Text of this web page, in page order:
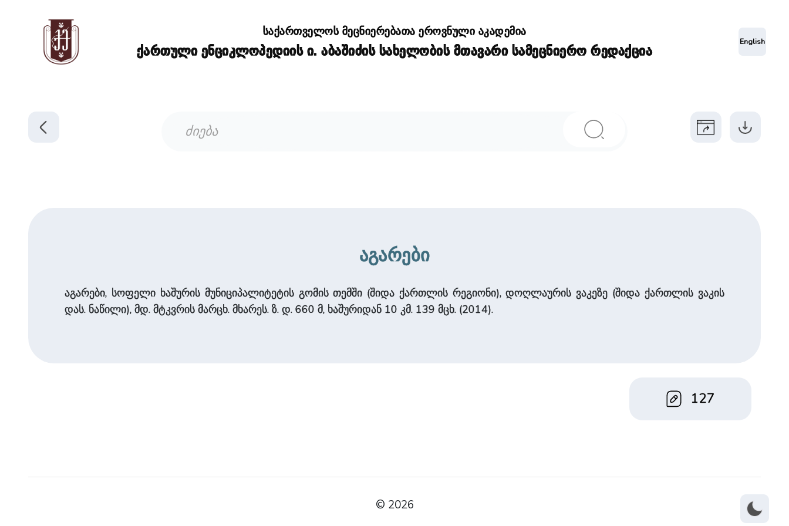
საქართველოს მეცნიერებათა ეროვნული აკადემია
ქართული ენციკლოპედიის ი. აბაშიძის სახელობის მთავარი სამეცნიერო რედაქცია
English
აგარები
აგარები, სოფელი ხაშურის მუნიციპალიტეტის გომის თემში (შიდა ქართლის რეგიონი), დოღლაურის ვაკეზე (შიდა ქართლის ვაკის
დას. ნაწილი), მდ. მტკვრის მარცხ. მხარეს. ზ. დ. 660 მ, ხაშურიდან 10 კმ. 139 მცხ. (2014).
127
© 2026